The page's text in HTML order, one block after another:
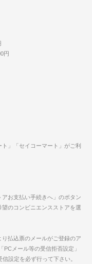
円
」「セイコーマート」がご利
お支払い手続きへ」のボタン
のコンビニエンスストアを選
払込票のメールがご登録のア
PCメール等の受信拒否設定」
設定を必ず行って下さい。